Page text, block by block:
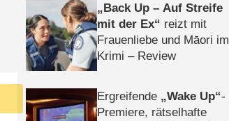
Back Up – Auf Streife
mit der Ex
reizt mit
Frauenliebe und Māori im
Krimi – Review
Ergreifende Wake Up -
Premiere, rätselhafte